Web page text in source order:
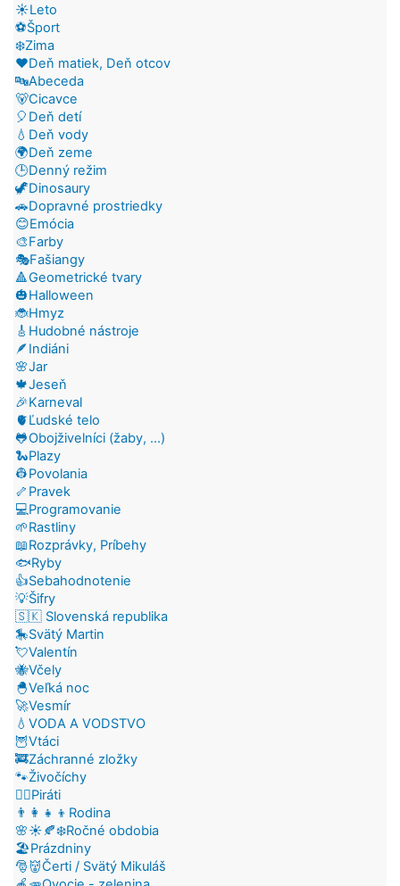
☀️Leto
⚽Šport
❄️Zima
❤️Deň matiek, Deň otcov
🔤Abeceda
🐻Cicavce
🎈Deň detí
💧Deň vody
🌍Deň zeme
🕒Denný režim
🦖Dinosaury
🚗Dopravné prostriedky
😊Emócia
🎨Farby
🎭Fašiangy
🔺Geometrické tvary
🎃Halloween
🐞Hmyz
🎸Hudobné nástroje
🪶Indiáni
🌸Jar
🍁Jeseň
🎉Karneval
🫀Ľudské telo
🐸Obojživelníci (žaby, ...)
🐍Plazy
👷Povolania
🦴Pravek
💻Programovanie
🌱Rastliny
📖Rozprávky, Príbehy
🐟Ryby
👍Sebahodnotenie
💡Šifry
🇸🇰 Slovenská republika
🎠Svätý Martin
💘Valentín
🐝Včely
🐣Veľká noc
🚀Vesmír
💧VODA A VODSTVO
🦉Vtáci
🚒Záchranné zložky
🐾Živočíchy
🏴‍☠️Piráti
👨‍👩‍👧‍👦Rodina
🌸☀️🍂❄️Ročné obdobia
🏖️Prázdniny
🎅👹Čerti / Svätý Mikuláš